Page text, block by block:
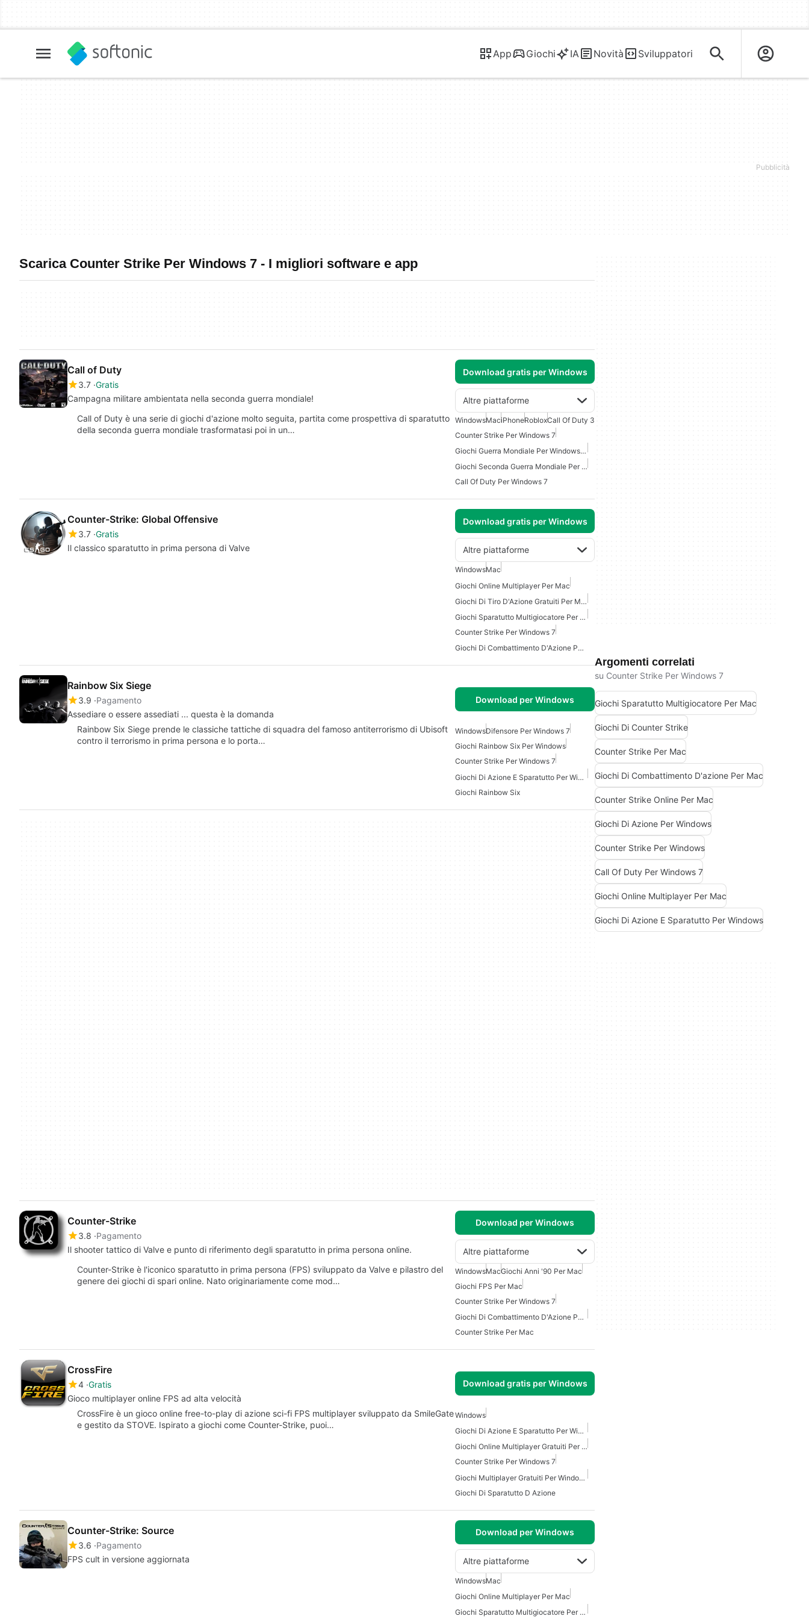
App Giochi IA Novità Sviluppatori
Scarica Counter Strike Per Windows 7 - I migliori software e app
Call of Duty
3.7 Gratis
Campagna militare ambientata nella seconda guerra mondiale!
Download gratis per Windows
Altre piattaforme
Call of Duty è una serie di giochi d'azione molto seguita, partita come prospettiva di sparatutto
della seconda guerra mondiale trasformatasi poi in un…
WindowsMaciPhoneRobloxCall Of Duty 3
Counter Strike Per Windows 7
Giochi Guerra Mondiale Per Windows 10
Giochi Seconda Guerra Mondiale Per Windows 7
Call Of Duty Per Windows 7
Counter-Strike: Global Offensive
3.7 Gratis
Il classico sparatutto in prima persona di Valve
Download gratis per Windows
Altre piattaforme
WindowsMac
Giochi Online Multiplayer Per Mac
Giochi Di Tiro D'Azione Gratuiti Per Mac
Giochi Sparatutto Multigiocatore Per Mac
Counter Strike Per Windows 7
Giochi Di Combattimento D'Azione Per Mac
Rainbow Six Siege
3.9 Pagamento
Assediare o essere assediati ... questa è la domanda
Download per Windows
Rainbow Six Siege prende le classiche tattiche di squadra del famoso antiterrorismo di Ubisoft
contro il terrorismo in prima persona e lo porta…
WindowsDifensore Per Windows 7
Giochi Rainbow Six Per Windows
Counter Strike Per Windows 7
Giochi Di Azione E Sparatutto Per Windows
Giochi Rainbow Six
Counter-Strike
3.8 Pagamento
Il shooter tattico di Valve e punto di riferimento degli sparatutto in prima persona online.
Download per Windows
Altre piattaforme
Counter-Strike è l'iconico sparatutto in prima persona (FPS) sviluppato da Valve e pilastro del
genere dei giochi di spari online. Nato originariamente come mod…
WindowsMacGiochi Anni '90 Per Mac
Giochi FPS Per Mac
Counter Strike Per Windows 7
Giochi Di Combattimento D'Azione Per Mac
Counter Strike Per Mac
CrossFire
4 Gratis
Gioco multiplayer online FPS ad alta velocità
Download gratis per Windows
CrossFire è un gioco online free-to-play di azione sci-fi FPS multiplayer sviluppato da SmileGate
e gestito da STOVE. Ispirato a giochi come Counter-Strike, puoi…
Windows
Giochi Di Azione E Sparatutto Per Windows
Giochi Online Multiplayer Gratuiti Per Windows
Counter Strike Per Windows 7
Giochi Multiplayer Gratuiti Per Windows
Giochi Di Sparatutto D Azione
Counter-Strike: Source
3.6 Pagamento
FPS cult in versione aggiornata
Download per Windows
Altre piattaforme
WindowsMac
Giochi Online Multiplayer Per Mac
Giochi Sparatutto Multigiocatore Per Mac
Argomenti correlati
su Counter Strike Per Windows 7
Giochi Sparatutto Multigiocatore Per Mac
Giochi Di Counter Strike
Counter Strike Per Mac
Giochi Di Combattimento D'azione Per Mac
Counter Strike Online Per Mac
Giochi Di Azione Per Windows
Counter Strike Per Windows
Call Of Duty Per Windows 7
Giochi Online Multiplayer Per Mac
Giochi Di Azione E Sparatutto Per Windows